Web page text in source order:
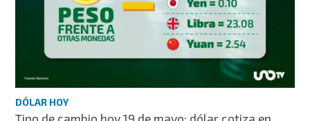
DÓLAR HOY